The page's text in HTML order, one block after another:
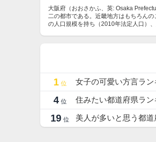
大阪府（おおさかふ、英: Osaka
二の都市である。近畿地方はもちろん
の人口規模を持ち（2010年法定人口）
1 位 女子の可愛い方言ラン
4 位 住みたい都道府県ラン
19 位 美人が多いと思う都